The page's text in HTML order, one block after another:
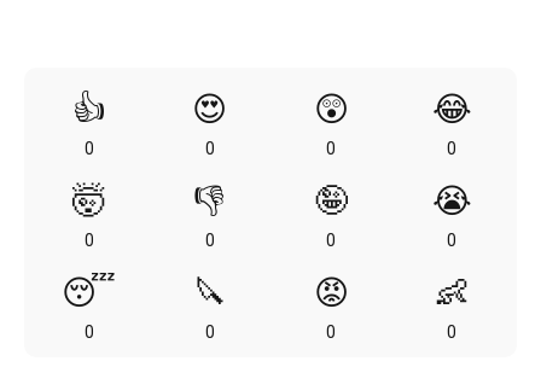
👍
0
😍
0
😲
0
😂
0
🤯
0
👎
0
🤪
0
😭
0
😴
0
🔪
0
😡
0
👶
0